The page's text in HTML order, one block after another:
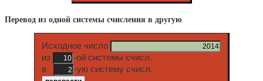
Перевод из одной системы счисления в другую
Исходное число
из
-ой системы счисл.
в
-ую систему счисл.